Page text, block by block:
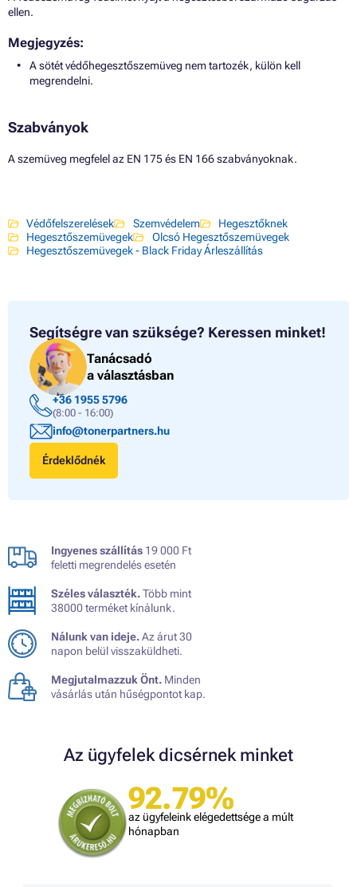
ellen.
Megjegyzés:
A sötét védőhegesztőszemüveg nem tartozék, külön kell
megrendelni.
Szabványok
A szemüveg megfelel az EN 175 és EN 166 szabványoknak.
Védőfelszerelések Szemvédelem
Hegesztőknek
Hegesztőszemüvegek
Olcsó Hegesztőszemüvegek
Hegesztőszemüvegek - Black Friday Árleszállítás
Segítségre van szüksége? Keressen minket!
Tanácsadó
a választásban
+36 1955 5796
(8:00 - 16:00)
info@tonerpartners.hu
Érdeklődnék
Ingyenes szállítás 19 000 Ft
feletti megrendelés esetén
Széles választék.Több mint
38000 terméket kínálunk.
Nálunk van ideje.Az árut 30
napon belül visszaküldheti.
Megjutalmazzuk Önt. Minden
vásárlás után hűségpontot kap.
Az ügyfelek dicsérnek minket
92.79%
az ügyfeleink elégedettsége a múlt
hónapban